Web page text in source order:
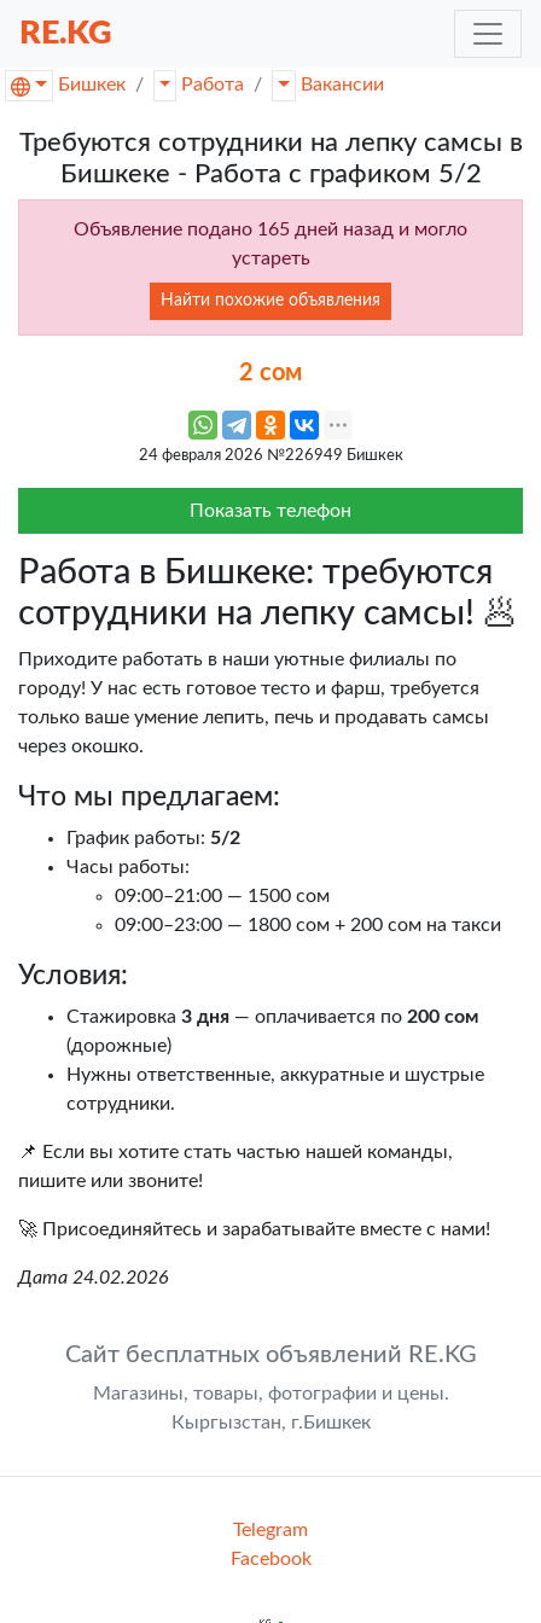
RE.KG
Бишкек Работа Вакансии
Требуются сотрудники на лепку самсы в
Бишкеке - Работа с графиком 5/2
Объявление подано 165 дней назад и могло
устареть
Найти похожие объявления
2 сом
24 февраля 2026 №226949 Бишкек
Показать телефон
Работа в Бишкеке: требуются
сотрудники на лепку самсы! 🥟
Приходите работать в наши уютные филиалы по
городу! У нас есть готовое тесто и фарш, требуется
только ваше умение лепить, печь и продавать самсы
через окошко.
Что мы предлагаем:
График работы: 5/2
Часы работы:
09:00–21:00 — 1500 сом
09:00–23:00 — 1800 сом + 200 сом на такси
Условия:
Стажировка 3 дня — оплачивается по 200 сом
(дорожные)
Нужны ответственные, аккуратные и шустрые
сотрудники.
📌 Если вы хотите стать частью нашей команды,
пишите или звоните!
🚀 Присоединяйтесь и зарабатывайте вместе с нами!
Дата 24.02.2026
Сайт бесплатных объявлений RE.KG
Магазины, товары, фотографии и цены.
Кыргызстан, г.Бишкек
Telegram
Facebook